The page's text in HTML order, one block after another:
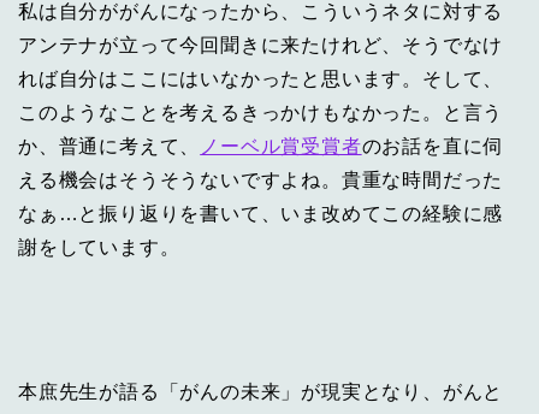
私は自分ががんになったから、こういうネタに対する
アンテナが立って今回聞きに来たけれど、そうでなけ
れば自分はここにはいなかったと思います。そして、
このようなことを考えるきっかけもなかった。と言う
か、普通に考えて、
ノーベル賞受賞者のお話を直に伺
える機会はそうそうないですよね。貴重な時間だった
なぁ…と振り返りを書いて、いま改めてこの経験に感
謝をしています。
本庶先生が語る「がんの未来」が現実となり、がんと